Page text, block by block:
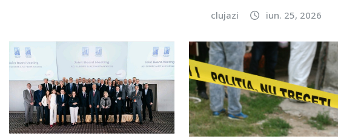
clujazi iun. 25, 2026